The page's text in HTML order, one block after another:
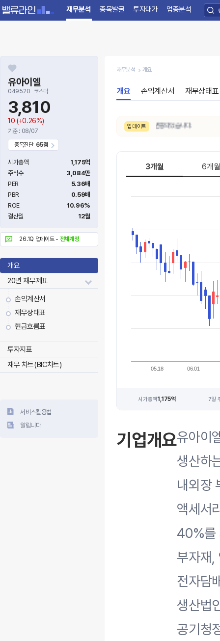
재무분석 종목발굴 투자대가 업종분석
유아이엘
049520 코스닥
3,810
10 (+0.26%)
기준 : 08/07
종목진단 65점
시가총액
1,175억
주식수
3,084만
PER
5.36배
PBR
0.59배
ROE
10.96%
결산월
12월
26.1Q 업데이트 - 전체계정
개요
20년 재무제표
손익계산서
재무상태표
현금흐름표
투자지표
재무 차트(BIC차트)
서비스활용법
알립니다
재무분석 개요
개요 손익계산서 재무상태표
업데이트
매우강함 → 강함으로 변동되었습니다.
3개월 6개월
05.18 06.01
시가총액1,175억 7일
기업개요유아이
생산하
내외장
액세서
40%를
부자재,
전자담
생산법
공기청